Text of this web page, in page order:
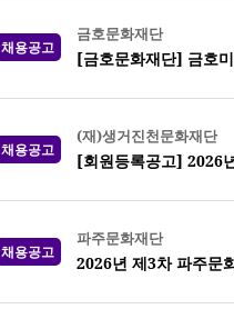
채용공고
금호문화재단
[금호문화재단] 금호
채용공고
(재)생거진천문화재단
[회원등록공고] 2026
채용공고
파주문화재단
2026년 제3차 파주문